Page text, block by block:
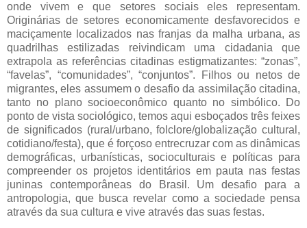
onde vivem e que setores sociais eles representam.
Originárias de setores economicamente desfavorecidos e
maciçamente localizados nas franjas da malha urbana, as
quadrilhas estilizadas reivindicam uma cidadania que
extrapola as referências citadinas estigmatizantes: “zonas”,
“favelas”, “comunidades”, “conjuntos”. Filhos ou netos de
migrantes, eles assumem o desafio da assimilação citadina,
tanto no plano socioeconômico quanto no simbólico. Do
ponto de vista sociológico, temos aqui esboçados três feixes
de significados (rural/urbano, folclore/globalização cultural,
cotidiano/festa), que é forçoso entrecruzar com as dinâmicas
demográficas, urbanísticas, socioculturais e políticas para
compreender os projetos identitários em pauta nas festas
juninas contemporâneas do Brasil. Um desafio para a
antropologia, que busca revelar como a sociedade pensa
através da sua cultura e vive através das suas festas.